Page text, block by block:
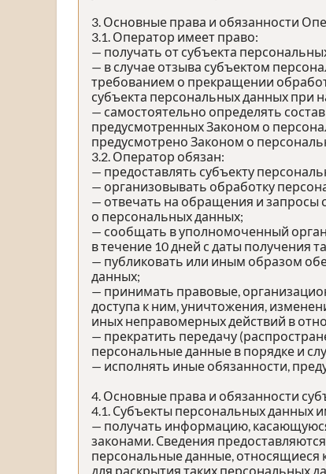
3. Основные права и обязанности
3.1. Оператор имеет право:
— получать от субъекта
— в случае отзыва субъектом
требованием о прекращении
субъекта персональных данных при
— самостоятельно определять
предусмотренных Законом о
предусмотрено Законом о
3.2. Оператор обязан:
— предоставлять субъекту
— организовывать обработку
— отвечать на обращения и запросы
о персональных данных;
— сообщать в уполномоченный
в течение 10 дней с даты получения
— публиковать или иным образом
данных;
— принимать правовые,
доступа к ним, уничтожения,
иных неправомерных действий в
— прекратить передачу
персональные данные в порядке и
— исполнять иные обязанности,
4. Основные права и обязанности
4.1. Субъекты персональных данных
— получать информацию,
законами. Сведения
персональные данные, относящиеся
для раскрытия таких персональных